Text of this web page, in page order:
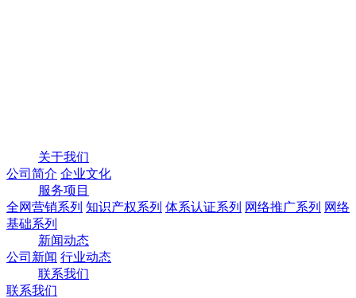
关于我们
公司简介 企业文化
服务项目
全网营销系列 知识产权系列 体系认证系列 网络推广系列 网络
基础系列
新闻动态
公司新闻 行业动态
联系我们
联系我们